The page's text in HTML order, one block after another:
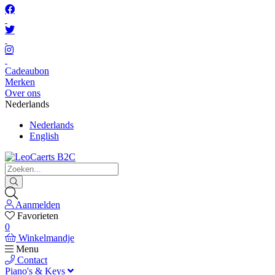
Cadeaubon
Merken
Over ons
Nederlands
Nederlands
English
Aanmelden
Favorieten
0
Winkelmandje
Menu
Contact
Piano's & Keys